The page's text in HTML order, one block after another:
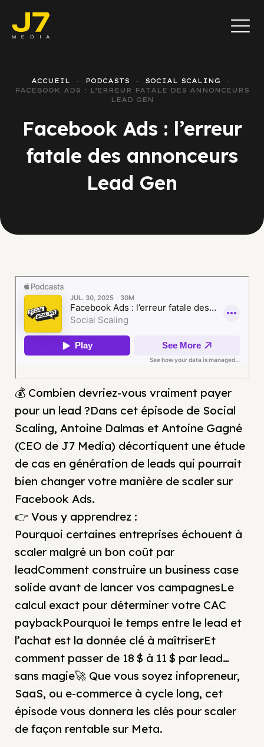
ACCUEIL PODCASTS
SOCIAL SCALING
FACEBOOK ADS : L’ERREUR FATALE DES ANNONCEURS
LEAD GEN
Facebook Ads : l’erreur
fatale des annonceurs
Lead Gen
💰 Combien devriez-vous vraiment payer
pour un lead ?Dans cet épisode de Social
Scaling, Antoine Dalmas et Antoine Gagné
(CEO de J7 Media) décortiquent une étude
de cas en génération de leads qui pourrait
bien changer votre manière de scaler sur
Facebook Ads.
👉 Vous y apprendrez :
Pourquoi certaines entreprises échouent à
scaler malgré un bon coût par
leadComment construire un business case
solide avant de lancer vos campagnesLe
calcul exact pour déterminer votre CAC
paybackPourquoi le temps entre le lead et
l’achat est la donnée clé à maîtriserEt
comment passer de 18 $ à 11 $ par lead…
sans magie🚀 Que vous soyez infopreneur,
SaaS, ou e-commerce à cycle long, cet
épisode vous donnera les clés pour scaler
de façon rentable sur Meta.